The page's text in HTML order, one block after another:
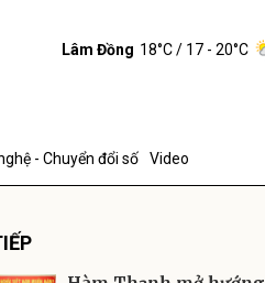
Lâm Đồng 18°C/ 17 - 20°C
- Chuyển đổi số Video